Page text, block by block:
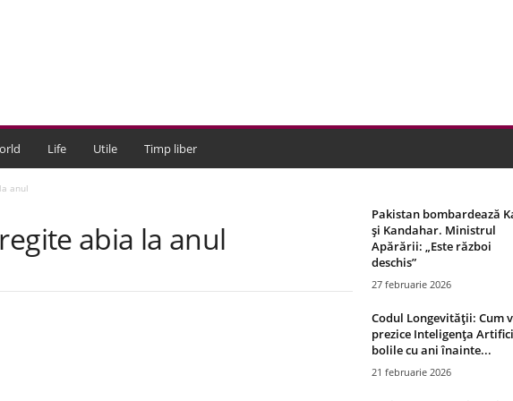
Life Utile Timp liber
anul
abia la anul
Pakistan bombardează
și Kandahar. Ministrul
Apărării: „Este război
deschis”
27 februarie 2026
Codul Longevității: Cum
prezice Inteligența
bolile cu ani înainte...
21 februarie 2026